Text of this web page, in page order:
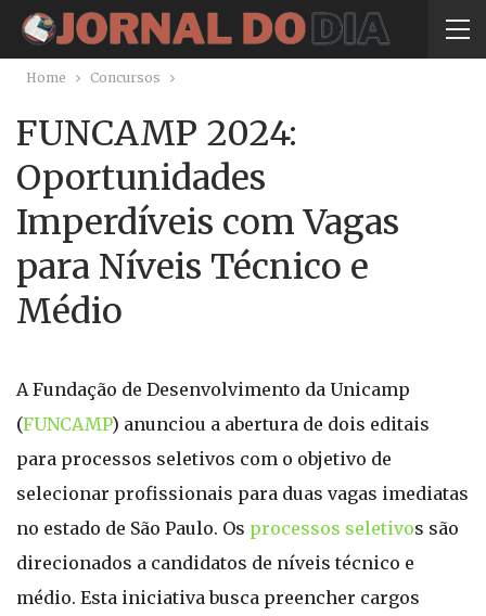
Home Concursos
FUNCAMP 2024:
Oportunidades
Imperdíveis com Vagas
para Níveis Técnico e
Médio
A Fundação de Desenvolvimento da Unicamp
(FUNCAMP) anunciou a abertura de dois editais
para processos seletivos com o objetivo de
selecionar profissionais para duas vagas imediatas
no estado de São Paulo. Os processos seletivos são
direcionados a candidatos de níveis técnico e
médio. Esta iniciativa busca preencher cargos